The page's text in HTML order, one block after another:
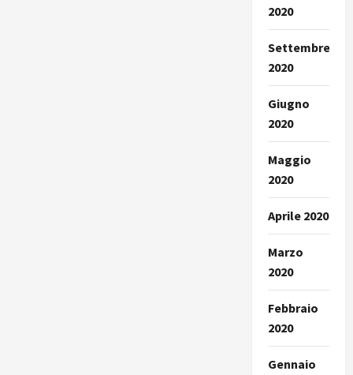
2020
Settembre
2020
Giugno
2020
Maggio
2020
Aprile 2020
Marzo
2020
Febbraio
2020
Gennaio